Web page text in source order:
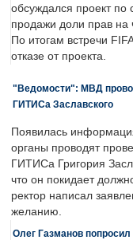
обсуждался проект по
продажи доли прав на
По итогам встречи
отказе от проекта.
"Ведомости": МВД
ГИТИСа Заславского
Появилась
органы проводят
ГИТИСа Григория
что он покидает
ректор написал
желанию.
Олег Газманов